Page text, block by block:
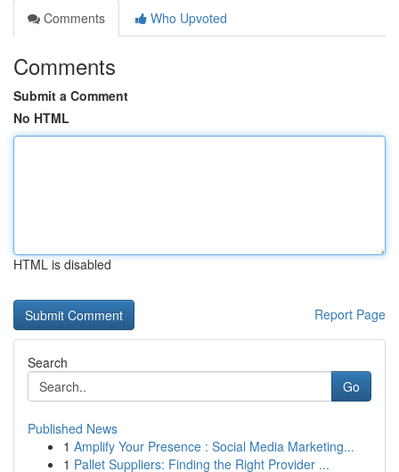
Comments
Who Upvoted
Comments
Submit a Comment
No HTML
HTML is disabled
Report Page
Search
Go
Published News
1 Amplify Your Presence : Social Media Marketing...
1 Pallet Suppliers: Finding the Right Provider ...